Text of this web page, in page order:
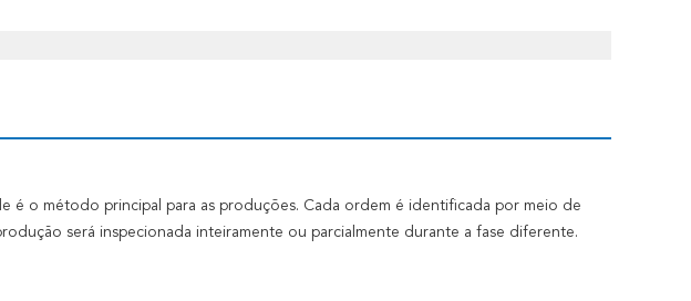
o método principal para as produções. Cada ordem é identificada por meio de
será inspecionada inteiramente ou parcialmente durante a fase diferente.